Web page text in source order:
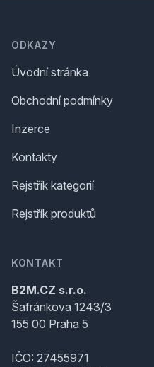
ODKAZY
Úvodní stránka
Obchodní podmínky
Inzerce
Kontakty
Rejstřík kategorií
Rejstřík produktů
KONTAKT
B2M.CZ s.r.o.
Šafránkova 1243/3
155 00 Praha 5
IČO: 27455971